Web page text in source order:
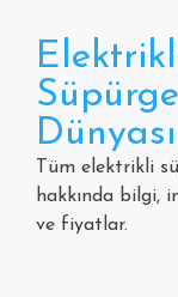
content
Süpürge
Dünyası
Tüm elektrikli
hakkında bilgi,
ve fiyatlar.